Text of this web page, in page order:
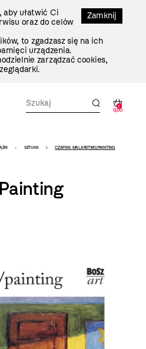
Zamknij
aby ułatwić Ci
oraz do celów
to zgadzasz się na ich
urządzenia.
zarządzać cookies,
0
0,00
SZTUKA CZAPSKI. MALARSTWO/PAINTING